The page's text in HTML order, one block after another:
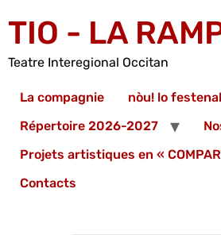
TIO - LA
Teatre Interegional Occitan
La compagnie nòu! lo festenal
Répertoire 2026-2027
Projets artistiques en «
Contacts